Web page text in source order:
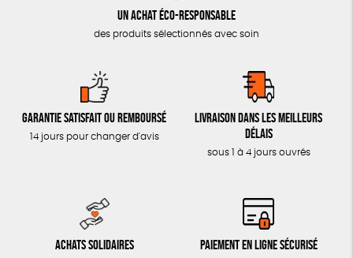
Un achat éco-responsable
des produits sélectionnés avec soin
Garantie satisfait ou remboursé
14 jours pour changer d'avis
Livraison dans les meilleurs
délais
sous 1 à 4 jours ouvrés
Achats solidaires Paiement en ligne sécurisé